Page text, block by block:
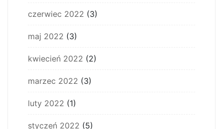
czerwiec 2022 (3)
maj 2022 (3)
kwiecień 2022 (2)
marzec 2022 (3)
luty 2022 (1)
styczeń 2022 (5)